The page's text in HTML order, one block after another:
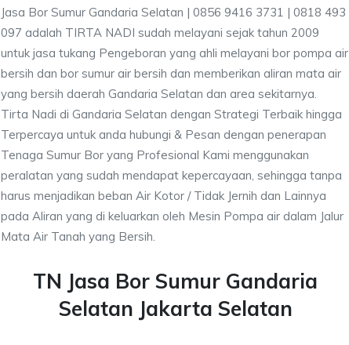
Jasa Bor Sumur Gandaria Selatan | 0856 9416 3731 | 0818 493
097 adalah TIRTA NADI sudah melayani sejak tahun 2009
untuk jasa tukang Pengeboran yang ahli melayani bor pompa air
bersih dan bor sumur air bersih dan memberikan aliran mata air
yang bersih daerah Gandaria Selatan dan area sekitarnya.
Tirta Nadi di Gandaria Selatan dengan Strategi Terbaik hingga
Terpercaya untuk anda hubungi & Pesan dengan penerapan
Tenaga Sumur Bor yang Profesional Kami menggunakan
peralatan yang sudah mendapat kepercayaan, sehingga tanpa
harus menjadikan beban Air Kotor / Tidak Jernih dan Lainnya
pada Aliran yang di keluarkan oleh Mesin Pompa air dalam Jalur
Mata Air Tanah yang Bersih.
TN Jasa Bor Sumur Gandaria
Selatan Jakarta Selatan